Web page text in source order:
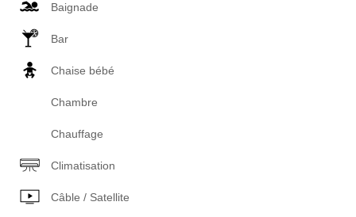
Baignade
Bar
Chaise bébé
Chambre
Chauffage
Climatisation
Câble / Satellite